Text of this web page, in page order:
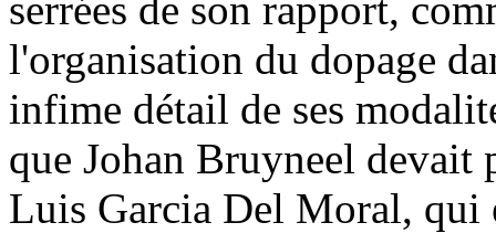
l'organisation du dopage
infime détail de ses
que Johan Bruyneel devait
Luis Garcia Del Moral, qui